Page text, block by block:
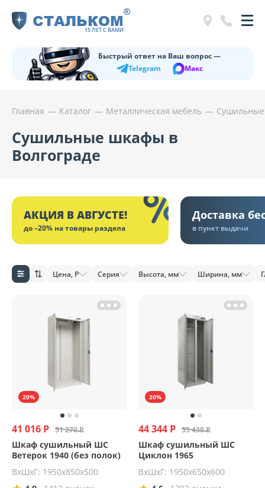
СТАЛЬКОМ
15 ЛЕТ С ВАМИ
®
Быстрый ответ на Ваш вопрос —
Telegram
Макс
Главная Каталог Металлическая мебель
Сушильные шкафы в
Волгограде
АКЦИЯ В АВГУСТЕ!
до –20% на товары раздела
Доставка
в пункт выдачи
Цена, Р Серия Высота, мм Ширина, мм
20%
41 016 Р 51 270 Р
Шкаф сушильный ШС
Ветерок 1940 (без полок)
ВхШхГ: 1950х850х500
20%
44 344 Р 55 430 Р
Шкаф сушильный ШС
Циклон 1965
ВхШхГ: 1950х650х600